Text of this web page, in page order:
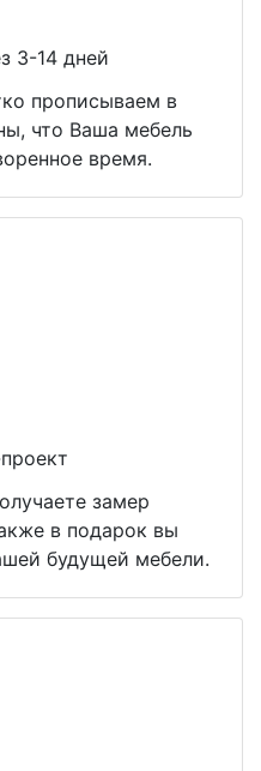
3-14 дней
прописываем в
что Ваша мебель
время.
замер
в подарок вы
будущей мебели.